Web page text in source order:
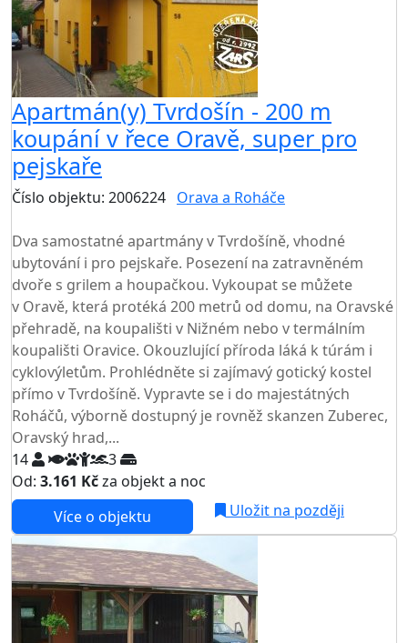
Apartmán(y) Tvrdošín - 200 m
koupání v řece Oravě, super pro
pejskaře
Číslo objektu: 2006224 Orava a Roháče
Dva samostatné apartmány v Tvrdošíně, vhodné
ubytování i pro pejskaře. Posezení na zatravněném
dvoře s grilem a houpačkou. Vykoupat se můžete
v Oravě, která protéká 200 metrů od domu, na Oravské
přehradě, na koupališti v Nižném nebo v termálním
koupališti Oravice. Okouzlující příroda láká k túrám i
cyklovýletům. Prohlédněte si zajímavý gotický kostel
přímo v Tvrdošíně. Vypravte se i do majestátných
Roháčů, výborně dostupný je rovněž skanzen Zuberec,
Oravský hrad,...
14
3
Od: 3.161 Kčza objekt a noc
Více o objektu Uložit na později